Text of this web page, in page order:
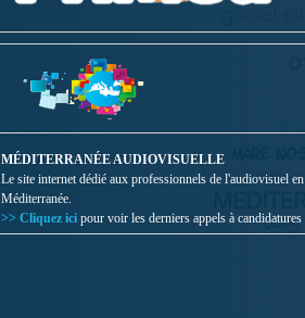
MÉDITERRANÉE AUDIOVISUELLE
Le site internet dédié aux professionnels de l'audiovisuel en
Méditerranée.
>> Cliquez ici pour voir les derniers appels à candidatures